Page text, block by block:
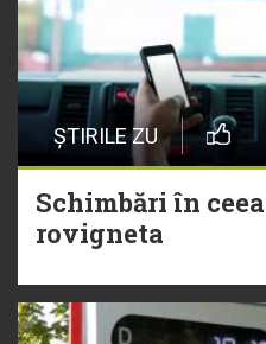
ȘTIRILE ZU
Schimbări în
rovigneta